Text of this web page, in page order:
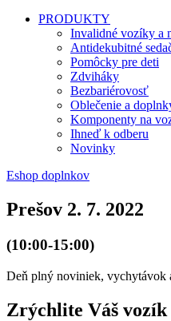
PRODUKTY
Invalidné vozíky a
Antidekubitné
Pomôcky pre deti
Zdviháky
Bezbariérovosť
Oblečenie a
Komponenty na
Ihneď k odberu
Novinky
Eshop doplnkov
Prešov 2. 7. 2022
(10:00-15:00)
Deň plný noviniek, vychytávok
Zrýchlite Váš vozík